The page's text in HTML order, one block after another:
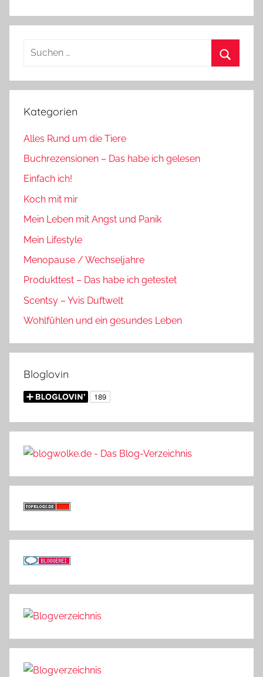
Suchen
Kategorien
Alles Rund um die Tiere
Buchrezensionen – Das habe ich gelesen
Einfach ich!
Koch mit mir
Mein Leben mit Angst und Panik
Mein Lifestyle
Menopause / Wechseljahre
Produkttest – Das habe ich getestet
Scentsy – Yvis Duftwelt
Wohlfühlen und ein gesundes Leben
Bloglovin